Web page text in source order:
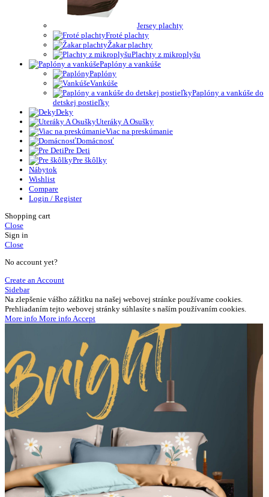
Jersey plachty
Froté plachty
Žakar plachty
Plachty z mikroplyšu
Paplóny a vankúše
Paplóny
Vankúše
Paplóny a vankúše do
detskej postieľky
Deky
Uteráky A Osušky
Viac na preskúmanie
Domácnosť
Pre Deti
Pre škôlky
Nábytok
Wishlist
Compare
Login / Register
Shopping cart
Close
Sign in
Close
No account yet?
Create an Account
Sidebar
Na zlepšenie vášho zážitku na našej webovej stránke používame cookies.
Prehliadaním tejto webovej stránky súhlasíte s naším používaním cookies.
More info More info Accept